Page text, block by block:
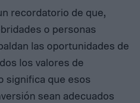
recordatorio de que,
o personas
las oportunidades de
los valores de
significa que esos
sean adecuados